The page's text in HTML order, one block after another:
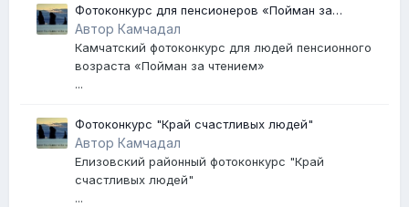
Фотоконкурс для пенсионеров «Пойман за
чтением»
Автор Камчадал
Камчатский фотоконкурс для людей пенсионного
возраста «Пойман за чтением»
...
Фотоконкурс "Край счастливых людей"
Автор Камчадал
Елизовский районный фотоконкурс "Край
счастливых людей"
...